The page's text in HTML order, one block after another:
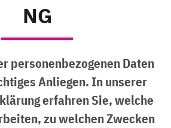
NG
personenbezogenen Daten
Anliegen. In unserer
erfahren Sie, welche
zu welchen Zwecken